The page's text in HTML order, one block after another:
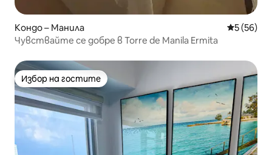
Кондо – Манила Средна
5 (56)
Чувствайте се добре в Torre de Manila Ermita
Избор на гостите
Избор на гостите